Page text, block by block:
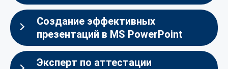
Создание эффективных
презентаций в MS PowerPoint
Эксперт по аттестации